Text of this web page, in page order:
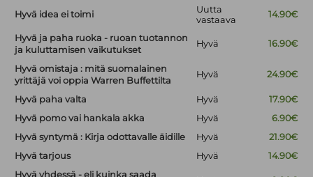
Hyvä idea ei toimi
Uutta
vastaava
14.90€
Hyvä ja paha ruoka - ruoan tuotannon
ja kuluttamisen vaikutukset
Hyvä 16.90€
Hyvä omistaja : mitä suomalainen
yrittäjä voi oppia Warren Buffettilta
Hyvä 24.90€
Hyvä paha valta Hyvä
17.90€
Hyvä pomo vai hankala akka
Hyvä
6.90€
Hyvä syntymä : Kirja odottavalle äidille
Hyvä
21.90€
Hyvä tarjous
Hyvä
14.90€
Hyvä yhdessä - eli kuinka saada